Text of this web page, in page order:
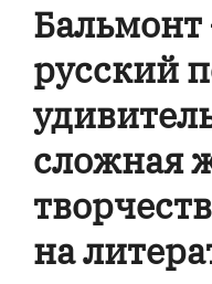
русский
сложная
на